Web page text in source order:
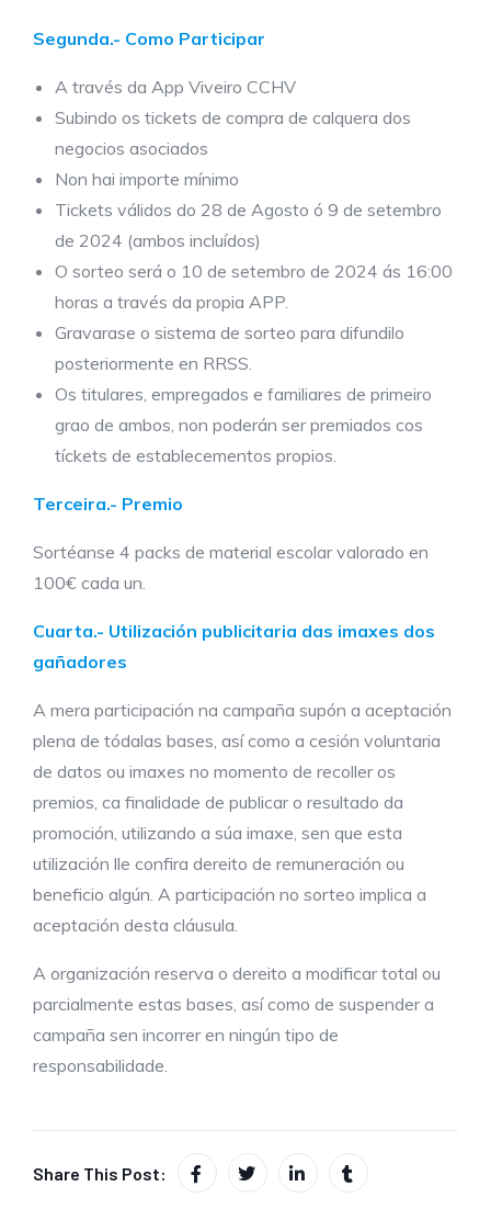
Segunda.- Como Participar
A través da App Viveiro CCHV
Subindo os tickets de compra de calquera dos
negocios asociados
Non hai importe mínimo
Tickets válidos do 28 de Agosto ó 9 de setembro
de 2024 (ambos incluídos)
O sorteo será o 10 de setembro de 2024 ás 16:00
horas a través da propia APP.
Gravarase o sistema de sorteo para difundilo
posteriormente en RRSS.
Os titulares, empregados e familiares de primeiro
grao de ambos, non poderán ser premiados cos
tíckets de establecementos propios.
Terceira.- Premio
Sortéanse 4 packs de material escolar valorado en
100€ cada un.
Cuarta.- Utilización publicitaria das imaxes dos
gañadores
A mera participación na campaña supón a aceptación
plena de tódalas bases, así como a cesión voluntaria
de datos ou imaxes no momento de recoller os
premios, ca finalidade de publicar o resultado da
promoción, utilizando a súa imaxe, sen que esta
utilización lle confira dereito de remuneración ou
beneficio algún. A participación no sorteo implica a
aceptación desta cláusula.
A organización reserva o dereito a modificar total ou
parcialmente estas bases, así como de suspender a
campaña sen incorrer en ningún tipo de
responsabilidade.
Share This Post: